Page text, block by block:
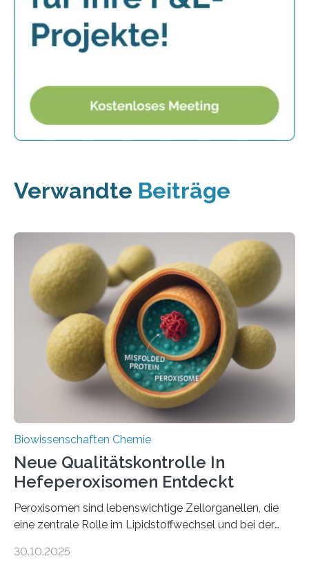
Verwandte Beiträge
Biowissenschaften Chemie
Neue Qualitätskontrolle In
Hefeperoxisomen Entdeckt
Peroxisomen sind lebenswichtige Zellorganellen, die
eine zentrale Rolle im Lipidstoffwechsel und bei der
erfüllen können, müssen zahlreiche Enzyme präzise in
30.10.2025